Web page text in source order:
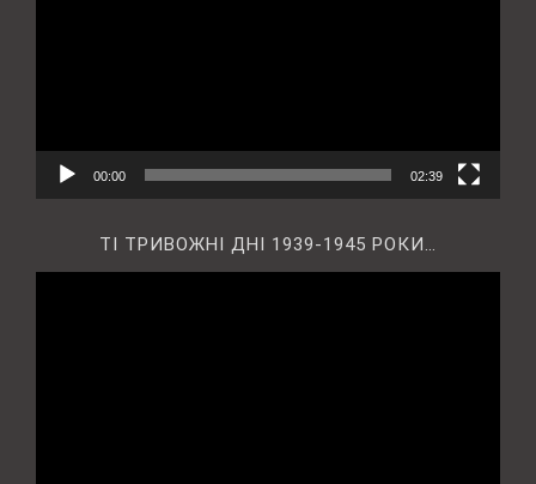
00:00 02:39
ТІ ТРИВОЖНІ ДНІ 1939-1945 РОКИ…